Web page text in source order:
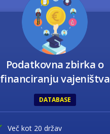
Podatkovna zbirka o
financiranju vajeništva
DATABASE
Več kot 20 držav